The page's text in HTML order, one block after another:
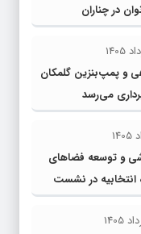
در چناران
و پمپ‌بنزین گلمکان
می‌رسد
و توسعه فضاهای
انتخابیه در نشست
آموزش مجلس با
خراسان رضوی